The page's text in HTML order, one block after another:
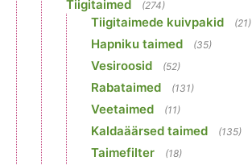
Tiigitaimed (274)
Tiigitaimede kuivpakid (21)
Hapniku taimed (35)
Vesiroosid (52)
Rabataimed (131)
Veetaimed (11)
Kaldaäärsed taimed (135)
Taimefilter (18)